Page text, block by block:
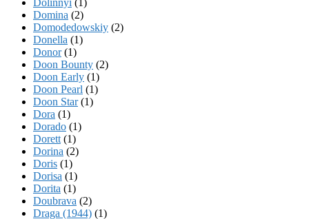
Domina (2)
Domodedowskiy (2)
Donella (1)
Donor(1)
Doon Bounty (2)
Doon Early (1)
Doon Pearl (1)
Doon Star(1)
Dora (1)
Dorado (1)
Dorett (1)
Dorina (2)
Doris (1)
Dorisa (1)
Dorita (1)
Doubrava (2)
Draga (1944) (1)